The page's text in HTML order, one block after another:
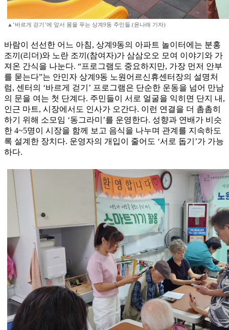
▲‘바르게 걷기’에 앞서 몸을 푸는 상계9동 주민들.(윤나래 기자)
바람이 선선한 어느 아침, 상계9동의 아파트 놀이터에는 분홍
조끼(리더)와 노란 조끼(참여자)가 삼삼오오 모여 이야기와 가
져온 간식을 나눈다. “프로그램도 중요하지만, 가장 먼저 안부
를 묻는다”는 안민자 상계9동 노원어르신휴센터장의 설명처
럼, 센터의 ‘바르게 걷기’ 프로그램은 단순한 운동을 넘어 만남
의 문을 여는 첫 단계다. 주민들이 서로 얼굴을 익히면 단지 내,
인근 마트, 시장에서도 인사가 오간다. 이런 연결을 더 촘촘히
하기 위해 소모임 ‘동그라미’를 운영한다. 성향과 연배가 비슷
한 4~5명이 시장을 함께 보고 음식을 나누며 관계를 지속하도
록 설계한 장치다. 운영자의 개입이 줄어도 ‘서로 돕기’가 가능
하다.